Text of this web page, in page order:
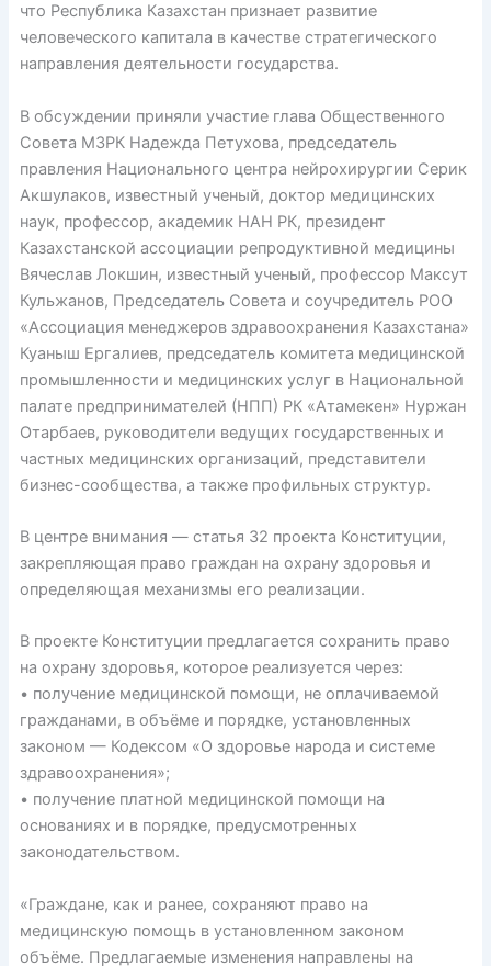
что Республика Казахстан признает развитие
человеческого капитала в качестве стратегического
направления деятельности государства.
В обсуждении приняли участие глава Общественного
Совета МЗРК Надежда Петухова, председатель
правления Национального центра нейрохирургии Серик
Акшулаков, известный ученый, доктор медицинских
наук, профессор, академик НАН РК, президент
Казахстанской ассоциации репродуктивной медицины
Вячеслав Локшин, известный ученый, профессор Максут
Кульжанов, Председатель Совета и соучредитель РОО
«Ассоциация менеджеров здравоохранения Казахстана»
Куаныш Ергалиев, председатель комитета медицинской
промышленности и медицинских услуг в Национальной
палате предпринимателей (НПП) РК «Атамекен» Нуржан
Отарбаев, руководители ведущих государственных и
частных медицинских организаций, представители
бизнес-сообщества, а также профильных структур.
В центре внимания — статья 32 проекта Конституции,
закрепляющая право граждан на охрану здоровья и
определяющая механизмы его реализации.
В проекте Конституции предлагается сохранить право
на охрану здоровья, которое реализуется через:
• получение медицинской помощи, не оплачиваемой
гражданами, в объёме и порядке, установленных
законом — Кодексом «О здоровье народа и системе
здравоохранения»;
• получение платной медицинской помощи на
основаниях и в порядке, предусмотренных
законодательством.
«Граждане, как и ранее, сохраняют право на
медицинскую помощь в установленном законом
объёме. Предлагаемые изменения направлены на